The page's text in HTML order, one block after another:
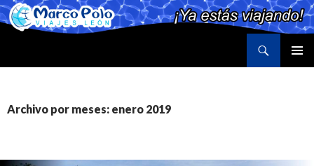
Archivo por meses: enero 2019